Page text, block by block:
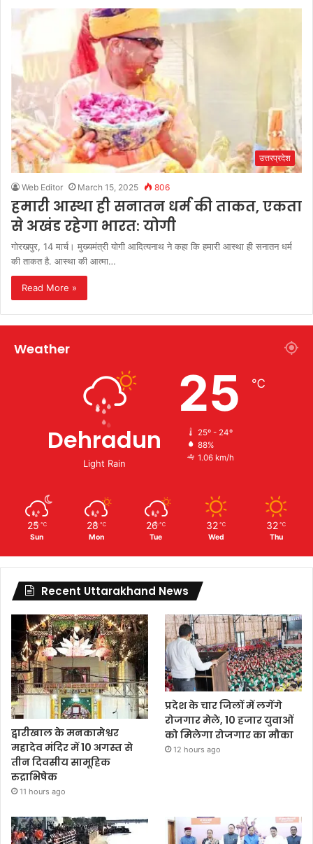
उत्तरप्रदेश
Web Editor March 15, 2025 806
हमारी आस्था ही सनातन धर्म की ताकत, एकता
से अखंड रहेगा भारत: योगी
गोरखपुर, 14 मार्च। मुख्यमंत्री योगी आदित्यनाथ ने कहा कि हमारी आस्था ही सनातन धर्म
की ताकत है. आस्था की आत्मा…
Read More »
Weather
Dehradun
Light Rain
25 ℃
25º - 24º
88%
1.06 km/h
25 ℃
Sun
28 ℃
Mon
26 ℃
Tue
32 ℃
Wed
32 ℃
Thu
Recent Uttarakhand News
द्वारीखाल के मनकामेश्वर
महादेव मंदिर में 10 अगस्त से
तीन दिवसीय सामूहिक
रुद्राभिषेक
11 hours ago
प्रदेश के चार जिलों में लगेंगे
रोजगार मेले, 10 हजार युवाओं
को मिलेगा रोजगार का मौका
12 hours ago